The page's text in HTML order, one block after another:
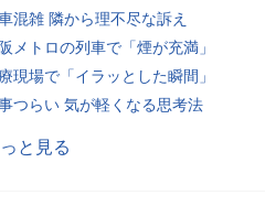
混雑 隣から理不尽な訴え
メトロの列車で「煙が充満」
現場で「イラッとした瞬間」
つらい 気が軽くなる思考法
と見る